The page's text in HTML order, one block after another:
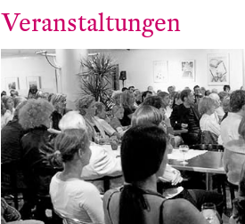
Veranstaltungen